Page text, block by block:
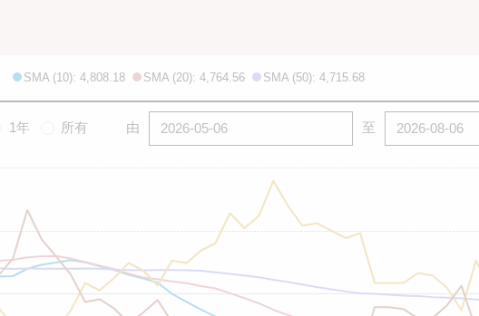
SMA (10): 4,808.18 SMA (20): 4,764.56 SMA (50): 4,715.68
1年 所有 由 至